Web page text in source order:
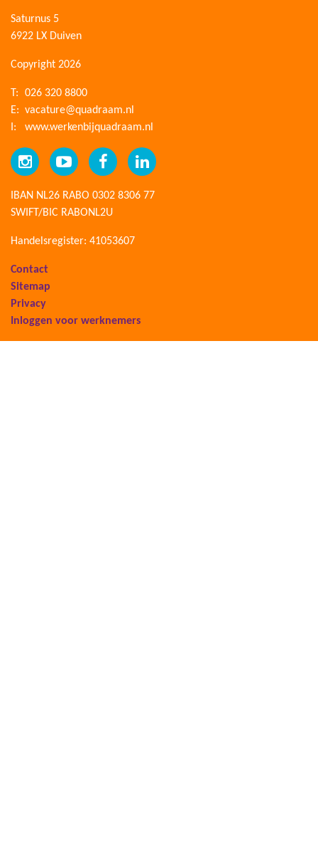
Saturnus 5
6922 LX Duiven
Copyright 2026
T:
026 320 8800
E: vacature@quadraam.nl
I:
www.werkenbijquadraam.nl
IBAN NL26 RABO 0302 8306 77
SWIFT/BIC RABONL2U
Handelsregister: 41053607
Contact
Sitemap
Privacy
Inloggen voor werknemers